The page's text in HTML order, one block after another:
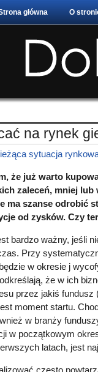
główna O
na rynek
sytuacja
że już warto
zaleceń, mniej
ma szanse odrobić
od zysków. Czy
bardzo ważny, jeśli
Przy
w okresie j
że w ich
przez jakiś fundusz
moment startu.
w branży
w początkowym
latach, jest
często